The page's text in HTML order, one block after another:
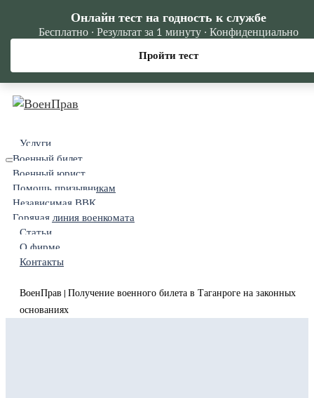
Услуги
Военный билет
Военный юрист
Помощь призывникам
Независимая ВВК
Горячая линия военкомата
Статьи
О фирме
Контакты
ВоенПрав | Получение военного билета в Таганроге на законных
основаниях
Онлайн тест на годность к службе
Бесплатно · Результат за 1 минуту · Конфиденциально
Пройти тест